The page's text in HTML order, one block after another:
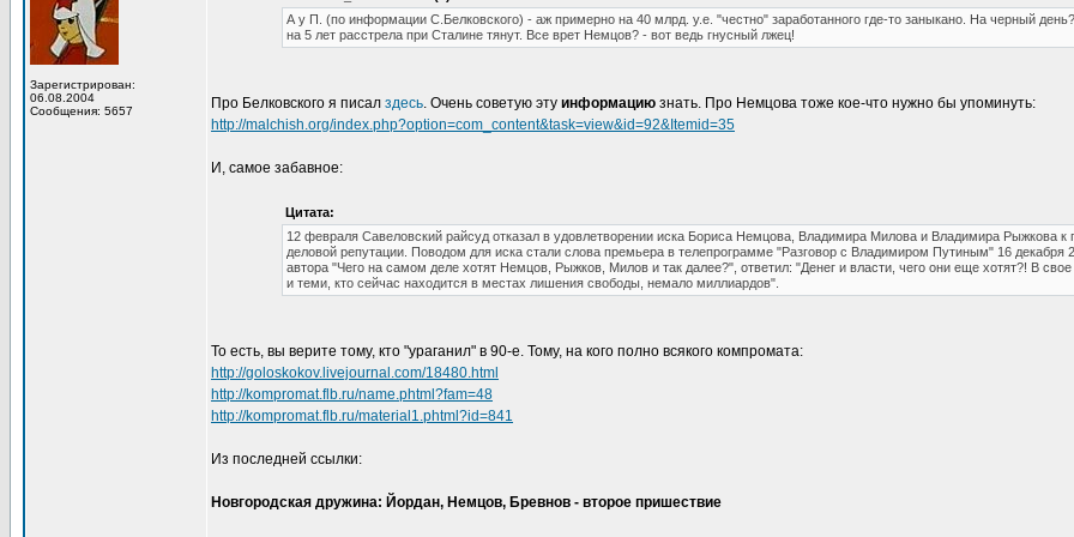
Зарегистрирован:
06.08.2004
Сообщения: 5657
А у П. (по информации С.Белковского) - аж примерно на 40 млрд. у.е. "честно" заработанного где-то заныкано. На черный
на 5 лет расстрела при Сталине тянут. Все врет Немцов? - вот ведь гнусный лжец!
Про Белковского я писал здесь. Очень советую эту информацию знать. Про Немцова тоже кое-что нужно бы упоминуть:
http://malchish.org/index.php?option=com_content&task=view&id=92&Itemid=35
И, самое забавное:
Цитата:
12 февраля Савеловский райсуд отказал в удовлетворении иска Бориса Немцова, Владимира Милова и Владимира Рыжкова
деловой репутации. Поводом для иска стали слова премьера в телепрограмме "Разговор с Владимиром Путиным" 16 декабря
автора "Чего на самом деле хотят Немцов, Рыжков, Милов и так далее?", ответил: "Денег и власти, чего они еще хотят?! В
и теми, кто сейчас находится в местах лишения свободы, немало миллиардов".
То есть, вы верите тому, кто "ураганил" в 90-е. Тому, на кого полно всякого компромата:
http://goloskokov.livejournal.com/18480.html
http://kompromat.flb.ru/name.phtml?fam=48
http://kompromat.flb.ru/material1.phtml?id=841
Из последней ссылки:
Новгородская дружина: Йордан, Немцов, Бревнов - второе пришествие